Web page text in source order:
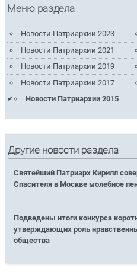
Меню раздела
Новости Патриархии 2023
Новости Патриархии 2021
Новости Патриархии 2019
Новости Патриархии 2017
Новости Патриархии 2015
Другие новости раздела
Святейший Патриарх Кирилл
Спасителя в Москве молебное
Подведены итоги конкурса
утверждающих роль
общества